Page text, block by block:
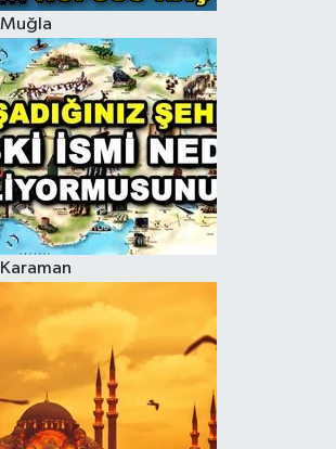
Muğla
Karaman